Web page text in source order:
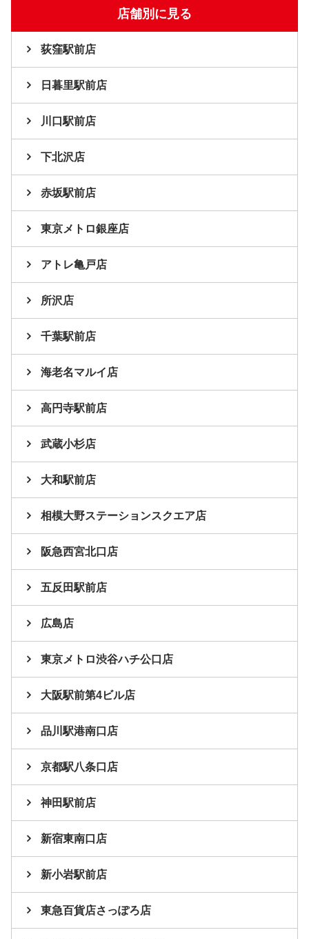
店舗別に見る
荻窪駅前店
日暮里駅前店
川口駅前店
下北沢店
赤坂駅前店
東京メトロ銀座店
アトレ亀戸店
所沢店
千葉駅前店
海老名マルイ店
高円寺駅前店
武蔵小杉店
大和駅前店
相模大野ステーションスクエア店
阪急西宮北口店
五反田駅前店
広島店
東京メトロ渋谷ハチ公口店
大阪駅前第4ビル店
品川駅港南口店
京都駅八条口店
神田駅前店
新宿東南口店
新小岩駅前店
東急百貨店さっぽろ店